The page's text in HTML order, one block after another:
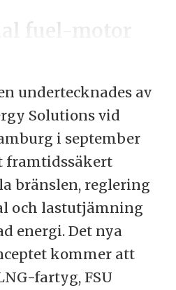
fuel-motor
undertecknades av
Solutions vid
i september
framtidssäkert
bränslen, reglering
och lastutjämning
energi. Det nya
kommer att
fartyg, FSU